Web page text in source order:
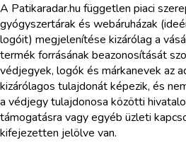
A Patikaradar.hu független piaci
gyógyszertárak és webáruházak
logóit) megjelenítése kizárólag a
termék forrásának beazonosítását
védjegyek, logók és márkanevek az
kizárólagos tulajdonát képezik, és
a védjegy tulajdonosa közötti
támogatásra vagy egyéb üzleti
kifejezetten jelölve van.